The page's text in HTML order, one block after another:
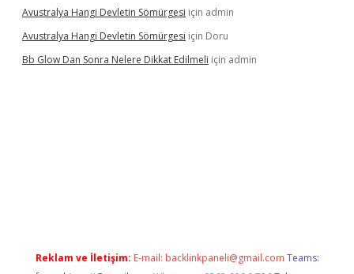
Avustralya Hangi Devletin Sömürgesi için admin
Avustralya Hangi Devletin Sömürgesi için Doru
Bb Glow Dan Sonra Nelere Dikkat Edilmeli için admin
Reklam ve İletişim: E-mail: backlinkpaneli@gmail.com Teams: